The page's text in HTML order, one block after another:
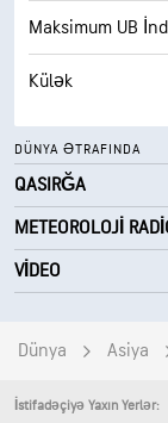
Maksimum UB
Külək
DÜNYA ƏTRAFINDA
QASIRĞA
METEOROLOJI
VIDEO
Dünya Asiya
İstifadəçiyə Yaxın Yerlər: